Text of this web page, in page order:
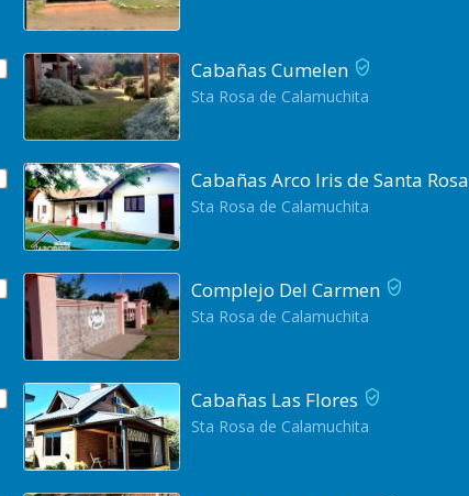
Cabañas Cumelen
Sta Rosa de Calamuchita
Cabañas Arco Iris de Santa Rosa
Sta Rosa de Calamuchita
Complejo Del Carmen
Sta Rosa de Calamuchita
Cabañas Las Flores
Sta Rosa de Calamuchita